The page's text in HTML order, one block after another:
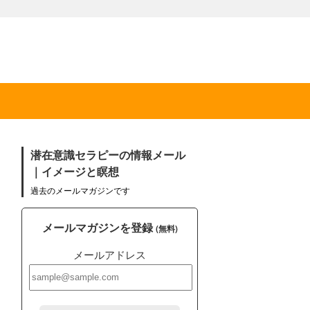
潜在意識セラピーの情報メール
｜イメージと瞑想
過去のメールマガジンです
メールマガジンを登録(無料)
メールアドレス